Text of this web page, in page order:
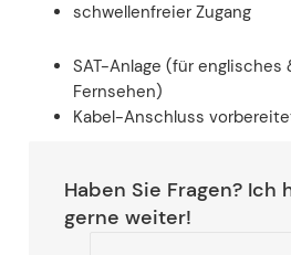
schwellenfreier Zugang
SAT-Anlage (für
Fernsehen)
Kabel-Anschluss
Haben Sie Fragen? Ich
gerne weiter!